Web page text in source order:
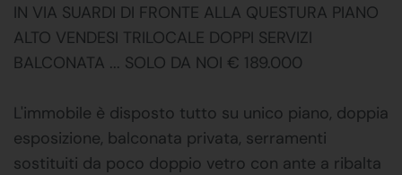
IN VIA SUARDI DI FRONTE ALLA QUESTURA PIANO
ALTO VENDESI TRILOCALE DOPPI SERVIZI
BALCONATA ... SOLO DA NOI € 189.000
L'immobile è disposto tutto su unico piano, doppia
esposizione, balconata privata, serramenti
sostituiti da poco doppio vetro con ante a ribalta